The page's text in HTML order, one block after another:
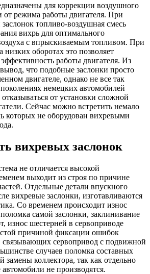
для коррекции воздушного
от режима работы двигателя. При
топливо-воздушная смесь
вихрь для оптимального
с впрыскиваемым топливом. При
низких оборотах это позволяет
работы двигателя. Из
что подобные заслонки просто
двигателе, однако не все так
немецких автомобилей
от установки сложной
Сейчас можно встретить немало
которых не оборудован вихревыми
вихревых заслонок
не отличается высокой
выходит из строя по причине
Отдельные детали впускного
вихревые заслонки, изготавливаются
Со временем происходит износ
самой заслонки, заклинивание
износ шестерней в сервоприводе
причиной фиксации ошибок
связывающих сервопривод с подвижной
случаев поломка составных
замены коллектора, так как отдельно
не производятся.